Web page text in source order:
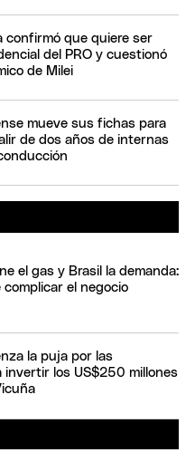
confirmó que quiere ser
del PRO y cuestionó
de Milei
mueve sus fichas para
de dos años de internas
el gas y Brasil la demanda:
complicar el negocio
la puja por las
invertir los US$250 millones